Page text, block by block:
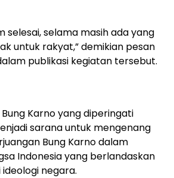
selesai, selama masih ada yang
untuk rakyat,” demikian pesan
publikasi kegiatan tersebut.
Karno yang diperingati
sarana untuk mengenang
Bung Karno dalam
Indonesia yang berlandaskan
negara.